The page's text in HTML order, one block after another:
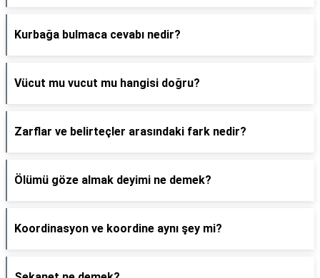
Kurbağa bulmaca cevabı nedir?
Vücut mu vucut mu hangisi doğru?
Zarflar ve belirteçler arasındaki fark nedir?
Ölümü göze almak deyimi ne demek?
Koordinasyon ve koordine aynı şey mi?